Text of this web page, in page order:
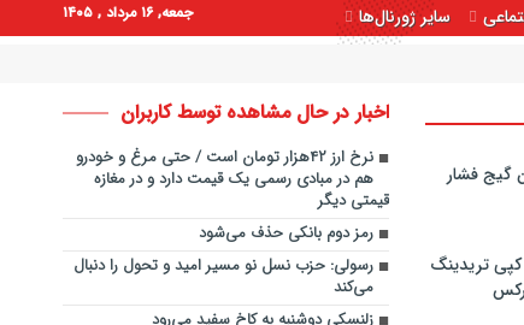
سایر ژورنال‌ها جمعه, ۱۶ مرداد , ۱۴۰۵
گیج فشار
کپی‌ تریدینگ
اخبار در حال مشاهده توسط کاربران
نرخ ارز ۴۲هزار تومان است / حتی مرغ و خودرو
هم در مبادی رسمی یک قیمت دارد و در مغازه
قیمتی دیگر
رمز دوم بانکی حذف می‌شود
رسولی: حزب نسل نو مسیر امید و تحول را دنبال
می‌کند
زلنسکی دوشنبه به کاخ سفید می‌رود